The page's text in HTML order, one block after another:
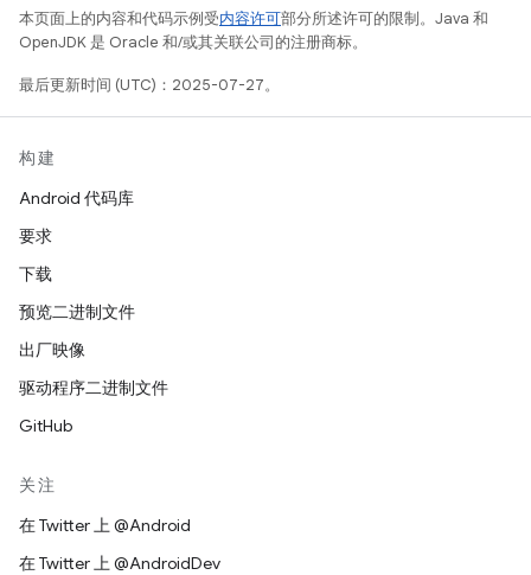
本页面上的内容和代码示例受内容许可部分所述许可的限制。Java 和
OpenJDK 是 Oracle 和/或其关联公司的注册商标。
最后更新时间 (UTC)：2025-07-27。
构建
Android 代码库
要求
下载
预览二进制文件
出厂映像
驱动程序二进制文件
GitHub
关注
在 Twitter 上 @Android
在 Twitter 上 @AndroidDev